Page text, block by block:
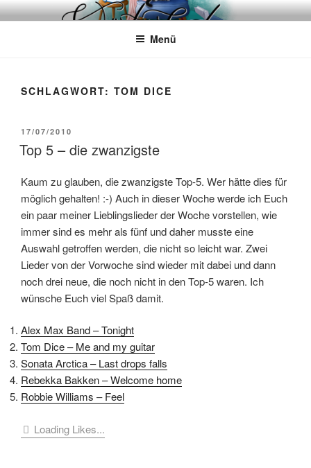
Zum
InhaltWÖRTERKATZE
Von Büchern erzählen
Menü
SCHLAGWORT: TOM DICE
VERÖFFENTLICHT
AM
17/07/2010
Top 5 – die zwanzigste
Kaum zu glauben, die zwanzigste Top-5. Wer hätte dies für
möglich gehalten! :-) Auch in dieser Woche werde ich Euch
ein paar meiner Lieblingslieder der Woche vorstellen, wie
immer sind es mehr als fünf und daher musste eine
Auswahl getroffen werden, die nicht so leicht war. Zwei
Lieder von der Vorwoche sind wieder mit dabei und dann
noch drei neue, die noch nicht in den Top-5 waren. Ich
wünsche Euch viel Spaß damit.
Alex Max Band – Tonight
Tom Dice – Me and my guitar
Sonata Arctica – Last drops falls
Rebekka Bakken – Welcome home
Robbie Williams – Feel
Loading Likes...